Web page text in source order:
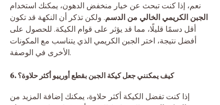
نعم، إذا كنت تبحث عن خيار منخفض الدهون، يمكنك استخدام
الجبن الكريمي الخالي من الدسم. ولكن تذكر أن النكهة قد تكون
أقل دسمًا قليلًا، مما قد يؤثر على قوام الكيكة. للحصول على
أفضل نتيجة، اختر الجبن الكريمي الذي يتناسب مع المكونات
الأخرى في الوصفة.
6. كيف يمكنني جعل كيكة الجبن بقطع أورييو أكثر حلاوة؟
إذا كنت تفضل الكيكة أكثر حلاوة، يمكنك إضافة المزيد من